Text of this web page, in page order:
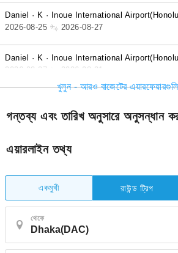
Daniel · K · Inoue International
2026-08-25 2026-08-27
Daniel · K · Inoue International
2026-08-27 2026-08-31
খুলুন - আরও বাজেটের
গন্তব্য এবং তারিখ অনুসারে অনুসন্ধান
এয়ারলাইন তথ্য
একমুখী রাউন্ড ট্রিপ
থেকে